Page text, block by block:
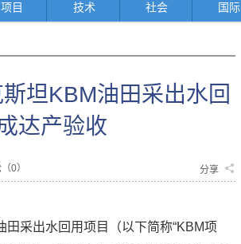
项目 技术 社会 国际
坦KBM油田采出水回
达产验收
0） 分享
采出水回用项目（以下简称“KBM项